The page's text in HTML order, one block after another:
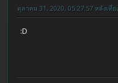
ตุลาคม 31, 2020, 05:27:57 หลังเที่ย
:D